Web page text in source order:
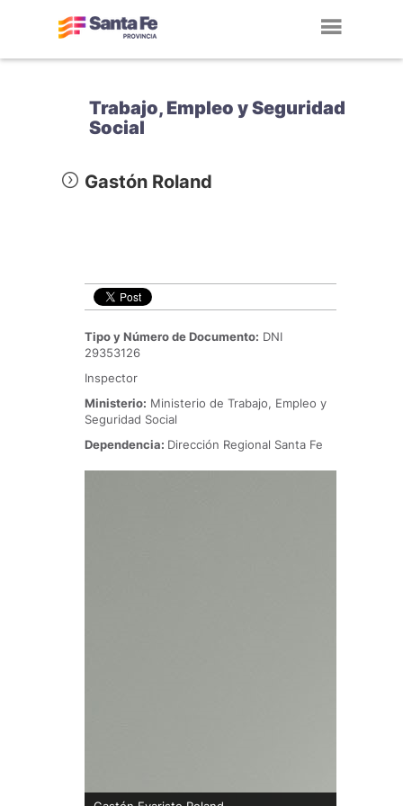
Trabajo, Empleo y Seguridad
Social
Gastón Roland
Tipo y Número de Documento: DNI
29353126
Inspector
Ministerio: Ministerio de Trabajo, Empleo y
Seguridad Social
Dependencia: Dirección Regional Santa Fe